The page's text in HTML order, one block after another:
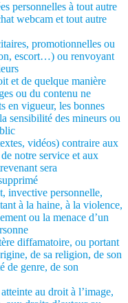
personnelles à tout autre
webcam et tout autre
promotionnelles ou
escort…) ou renvoyant
et de quelque manière
ou du contenu ne
en vigueur, les bonnes
sensibilité des mineurs ou
vidéos) contraire aux
notre service et aux
sera
invective personnelle,
à la haine, à la violence,
ou la menace d’un
diffamatoire, ou portant
de sa religion, de son
de genre, de son
au droit à l’image,